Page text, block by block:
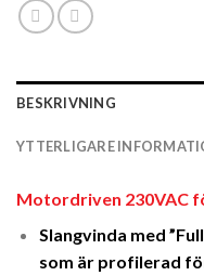
BESKRIVNING
YTTERLIGARE
Motordriven 230VAC
Slangvinda med
som är profilerad